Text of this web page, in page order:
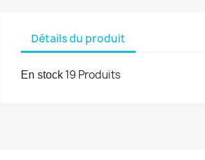
Détails du produit
En stock 19 Produits